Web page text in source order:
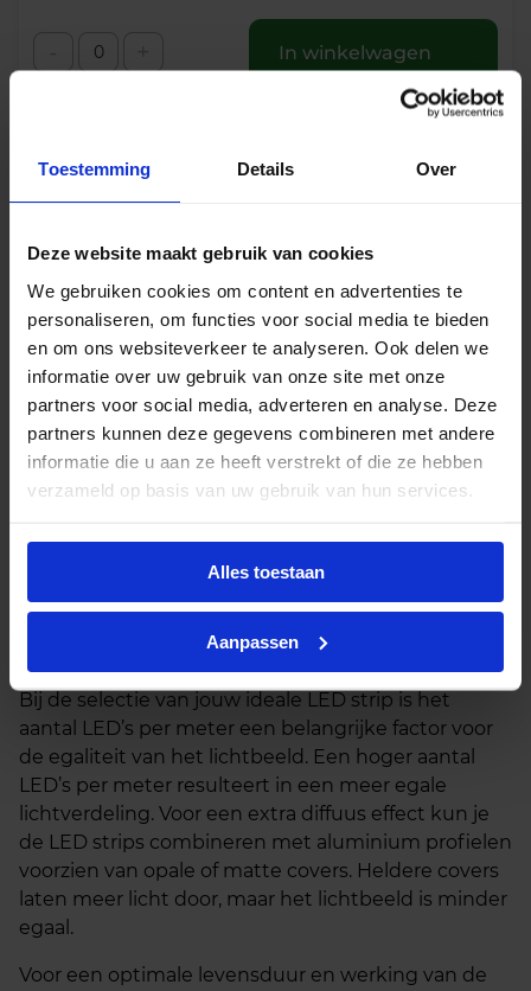
Toestemming Details Over
Deze website maakt gebruik van cookies
We gebruiken cookies om content en advertenties te
personaliseren, om functies voor social media te bieden
en om ons websiteverkeer te analyseren. Ook delen we
informatie over uw gebruik van onze site met onze
partners voor social media, adverteren en analyse. Deze
partners kunnen deze gegevens combineren met andere
informatie die u aan ze heeft verstrekt of die ze hebben
verzameld op basis van uw gebruik van hun services.
Alles toestaan
Aanpassen
In winkelwagen
Havana Jade Waterdichte LED Strips (IP68)
Ontdek de veelzijdige Havana Jade waterdichte
LED strips, perfect geschikt voor zowel decoratieve
als functionele buiten- en binnentoepassingen.
Dankzij de robuuste IP68-classificatie zijn deze 24V
LED strips volledig beschermd tegen water en stof.
is voor sfeervolle accentverlichting onder een bar of
in een koof, terwijl de hogere wattages uitermate
geschikt zijn voor algemene of accentverlichting.
wit (3000K) en koel wit (4000K).
Bij de selectie van jouw ideale LED strip is het
aantal LED’s per meter een belangrijke factor voor
de egaliteit van het lichtbeeld. Een hoger aantal
LED’s per meter resulteert in een meer egale
lichtverdeling. Voor een extra diffuus effect kun je
de LED strips combineren met aluminium profielen
voorzien van opale of matte covers. Heldere covers
laten meer licht door, maar het lichtbeeld is minder
egaal.
Voor een optimale levensduur en werking van de